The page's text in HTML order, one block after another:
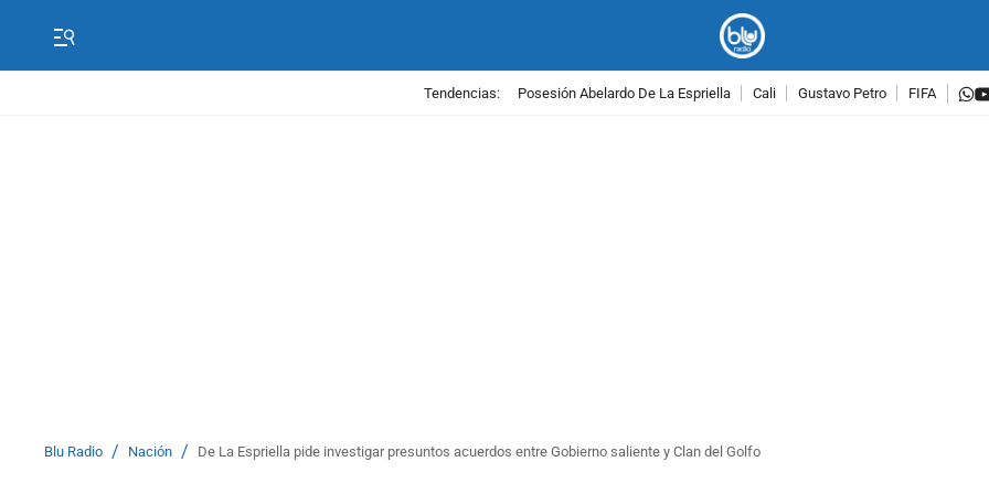
Tendencias: Posesión Abelardo De La Espriella Cali Gustavo Petro FIFA
Blu Radio / Nación / De La Espriella pide investigar presuntos acuerdos entre Gobierno saliente y Clan del Golfo